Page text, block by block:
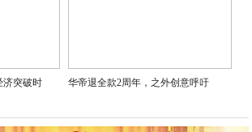
济突破时 华帝退全款2周年，之外创意呼吁